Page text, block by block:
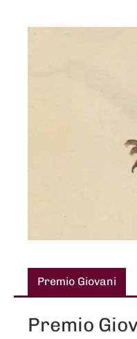
Premio Giovani
Premio